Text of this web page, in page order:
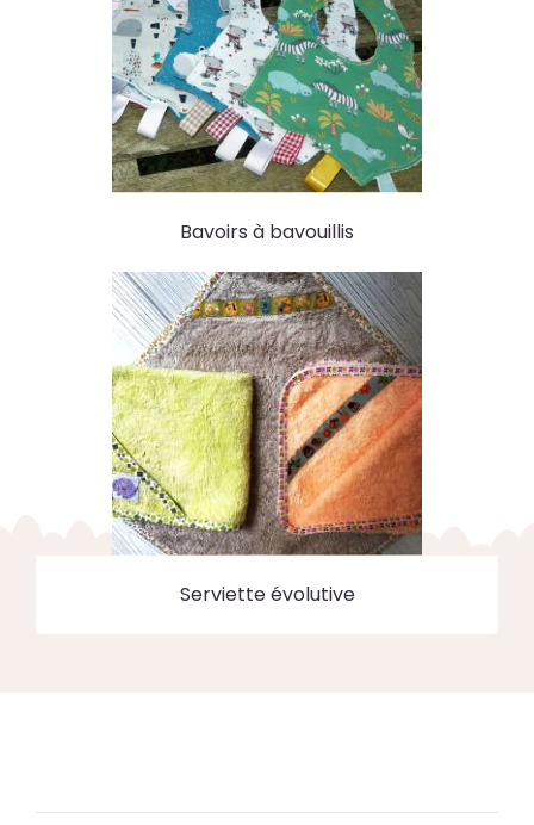
Bavoirs à bavouillis
Serviette évolutive